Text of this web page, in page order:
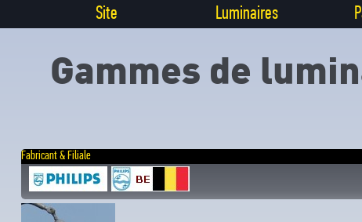
Site Luminaires
Gammes de
Fabricant & Filiale